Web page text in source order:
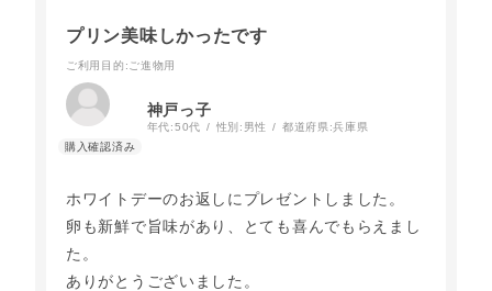
プリン美味しかったです
ご利用目的 :ご進物用
神戸っ子
年代:50代 性別: 男性 都道府県:兵庫県
ホワイトデーのお返しにプレゼントしました。
卵も新鮮で旨味があり、とても喜んでもらえまし
た。
ありがとうございました。